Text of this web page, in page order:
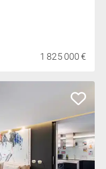
1 825 000 €